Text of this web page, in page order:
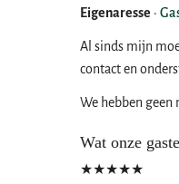
Eigenaresse ·
Al sinds mijn
contact en
We hebben geen
Wat onze
★★★★★